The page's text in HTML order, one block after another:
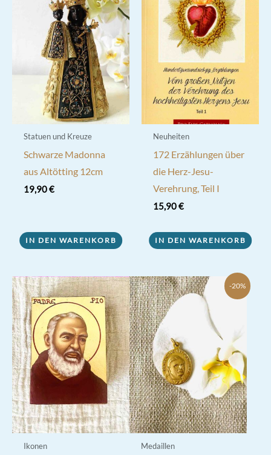
Statuen und Kreuze
Schwarze Madonna
aus Altötting 12cm
19,90€
IN DEN WARENKORB
Neuheiten
172 Erzählungen über
die Herz-Jesu-
Verehrung, Teil I
15,90€
IN DEN WARENKORB
Ikonen
-20%
Medaillen